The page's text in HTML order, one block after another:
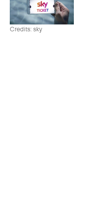
Credits: sky